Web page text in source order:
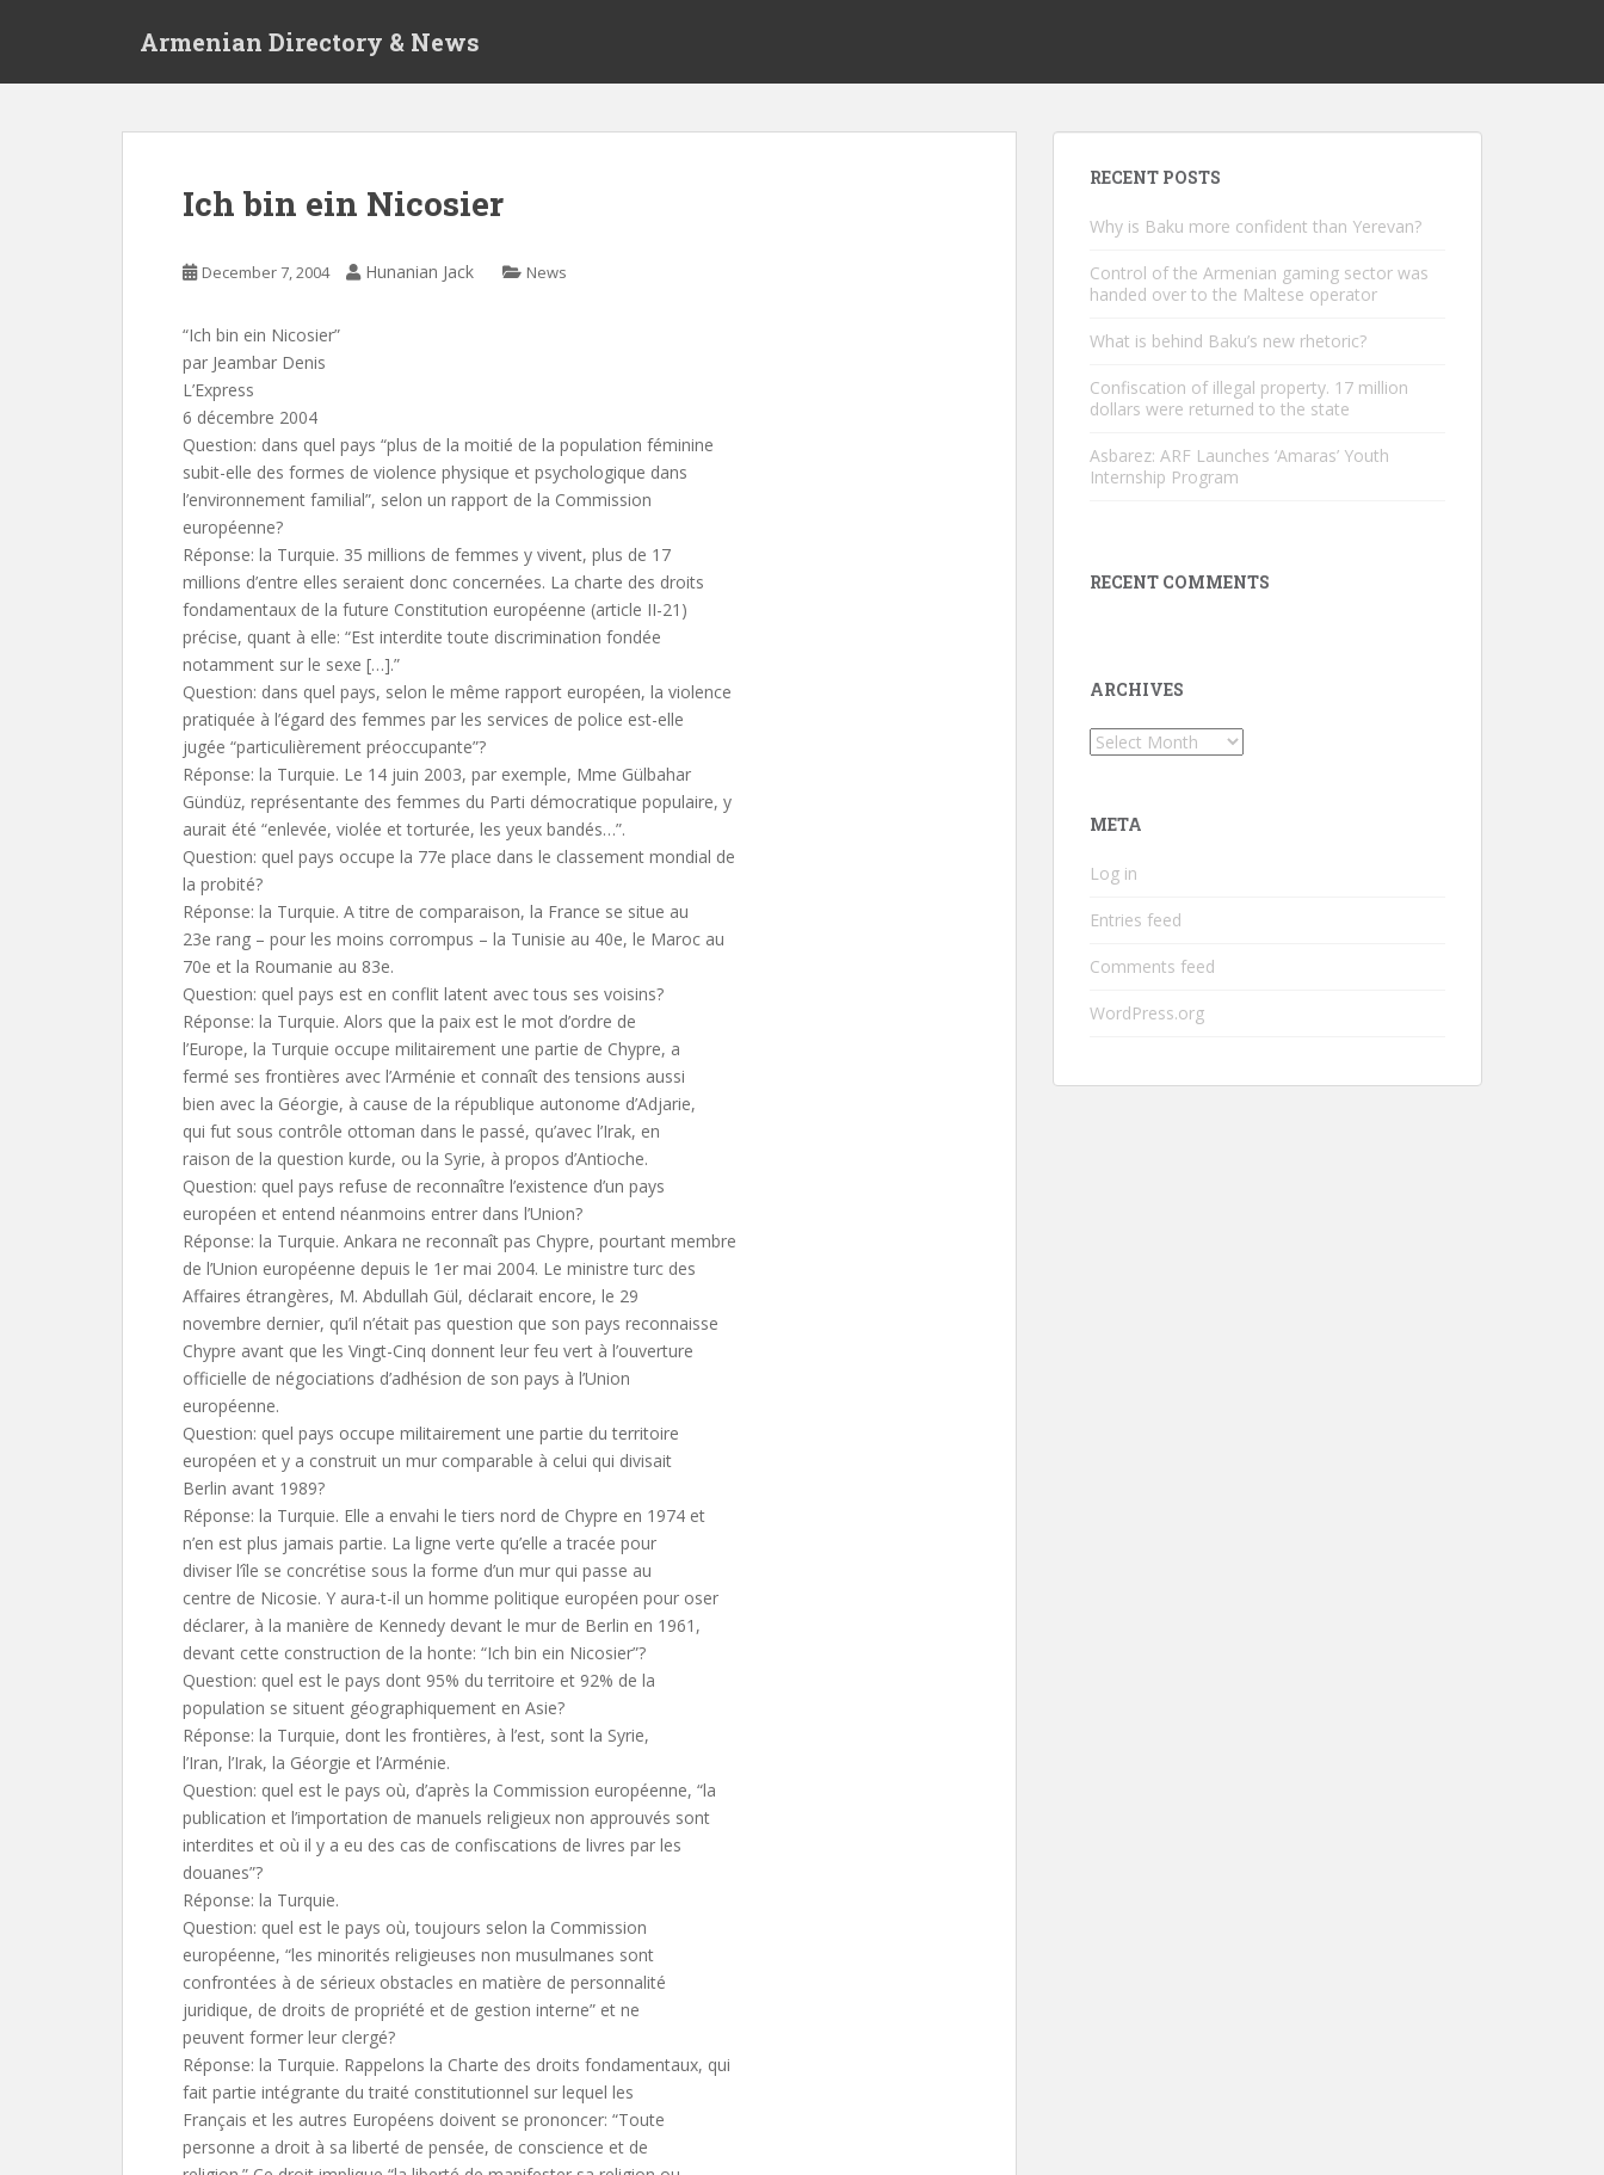
Armenian Directory & News
Ich bin ein Nicosier
December 7, 2004 Hunanian Jack News
“Ich bin ein Nicosier”
par Jeambar Denis
L’Express
6 décembre 2004
Question: dans quel pays “plus de la moitié de la population féminine
subit-elle des formes de violence physique et psychologique dans
l’environnement familial”, selon un rapport de la Commission
européenne?
Réponse: la Turquie. 35 millions de femmes y vivent, plus de 17
millions d’entre elles seraient donc concernées. La charte des droits
fondamentaux de la future Constitution européenne (article II-21)
précise, quant à elle: “Est interdite toute discrimination fondée
notamment sur le sexe […].”
Question: dans quel pays, selon le même rapport européen, la violence
pratiquée à l’égard des femmes par les services de police est-elle
jugée “particulièrement préoccupante”?
Réponse: la Turquie. Le 14 juin 2003, par exemple, Mme Gülbahar
Gündüz, représentante des femmes du Parti démocratique populaire, y
aurait été “enlevée, violée et torturée, les yeux bandés…”.
Question: quel pays occupe la 77e place dans le classement mondial de
la probité?
Réponse: la Turquie. A titre de comparaison, la France se situe au
23e rang – pour les moins corrompus – la Tunisie au 40e, le Maroc au
70e et la Roumanie au 83e.
Question: quel pays est en conflit latent avec tous ses voisins?
Réponse: la Turquie. Alors que la paix est le mot d’ordre de
l’Europe, la Turquie occupe militairement une partie de Chypre, a
fermé ses frontières avec l’Arménie et connaît des tensions aussi
bien avec la Géorgie, à cause de la république autonome d’Adjarie,
qui fut sous contrôle ottoman dans le passé, qu’avec l’Irak, en
raison de la question kurde, ou la Syrie, à propos d’Antioche.
Question: quel pays refuse de reconnaître l’existence d’un pays
européen et entend néanmoins entrer dans l’Union?
Réponse: la Turquie. Ankara ne reconnaît pas Chypre, pourtant membre
de l’Union européenne depuis le 1er mai 2004. Le ministre turc des
Affaires étrangères, M. Abdullah Gül, déclarait encore, le 29
novembre dernier, qu’il n’était pas question que son pays reconnaisse
Chypre avant que les Vingt-Cinq donnent leur feu vert à l’ouverture
officielle de négociations d’adhésion de son pays à l’Union
européenne.
Question: quel pays occupe militairement une partie du territoire
européen et y a construit un mur comparable à celui qui divisait
Berlin avant 1989?
Réponse: la Turquie. Elle a envahi le tiers nord de Chypre en 1974 et
n’en est plus jamais partie. La ligne verte qu’elle a tracée pour
diviser l’île se concrétise sous la forme d’un mur qui passe au
centre de Nicosie. Y aura-t-il un homme politique européen pour oser
déclarer, à la manière de Kennedy devant le mur de Berlin en 1961,
devant cette construction de la honte: “Ich bin ein Nicosier”?
Question: quel est le pays dont 95% du territoire et 92% de la
population se situent géographiquement en Asie?
Réponse: la Turquie, dont les frontières, à l’est, sont la Syrie,
l’Iran, l’Irak, la Géorgie et l’Arménie.
Question: quel est le pays où, d’après la Commission européenne, “la
publication et l’importation de manuels religieux non approuvés sont
interdites et où il y a eu des cas de confiscations de livres par les
douanes”?
Réponse: la Turquie.
Question: quel est le pays où, toujours selon la Commission
européenne, “les minorités religieuses non musulmanes sont
confrontées à de sérieux obstacles en matière de personnalité
juridique, de droits de propriété et de gestion interne” et ne
peuvent former leur clergé?
Réponse: la Turquie. Rappelons la Charte des droits fondamentaux, qui
fait partie intégrante du traité constitutionnel sur lequel les
Français et les autres Européens doivent se prononcer: “Toute
personne a droit à sa liberté de pensée, de conscience et de
RECENT POSTS
Why is Baku more confident than Yerevan?
Control of the Armenian gaming sector was
handed over to the Maltese operator
What is behind Baku’s new rhetoric?
Confiscation of illegal property. 17 million
dollars were returned to the state
Asbarez: ARF Launches ‘Amaras’ Youth
Internship Program
RECENT COMMENTS
ARCHIVES
Archives
META
Log in
Entries feed
Comments feed
WordPress.org